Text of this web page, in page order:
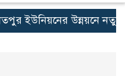
উন্নয়নে নতুন